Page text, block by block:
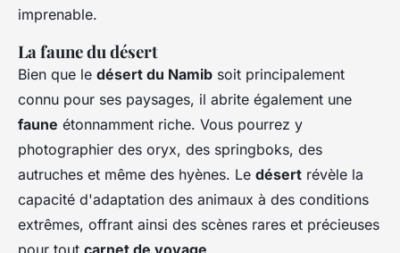
imprenable.
La faune du désert
Bien que le désert du Namib soit principalement
connu pour ses paysages, il abrite également une
faune étonnamment riche. Vous pourrez y
photographier des oryx, des springboks, des
autruches et même des hyènes. Le désert révèle la
capacité d'adaptation des animaux à des conditions
extrêmes, offrant ainsi des scènes rares et précieuses